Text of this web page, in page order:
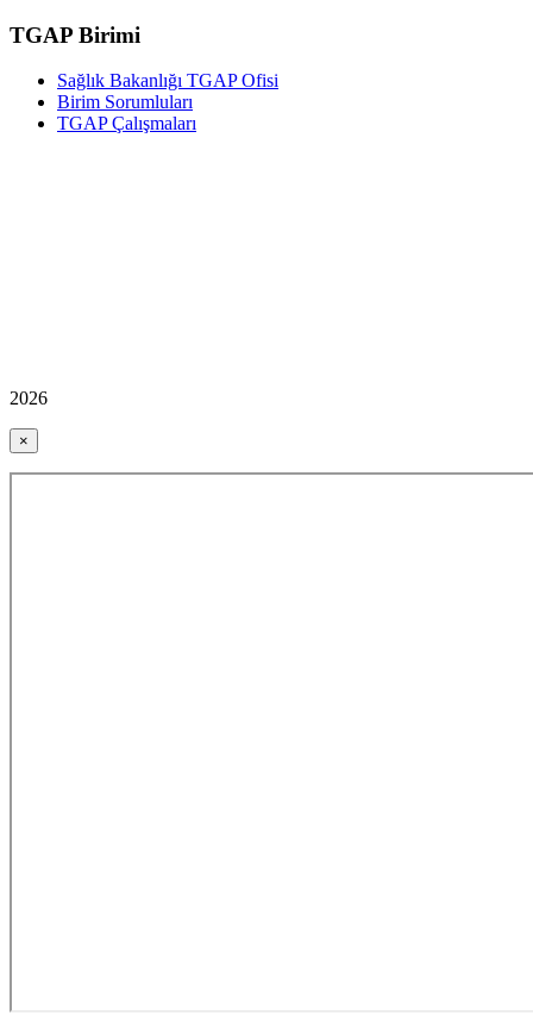
TGAP Birimi
Sağlık Bakanlığı TGAP Ofisi
Birim Sorumluları
TGAP Çalışmaları
2026
×